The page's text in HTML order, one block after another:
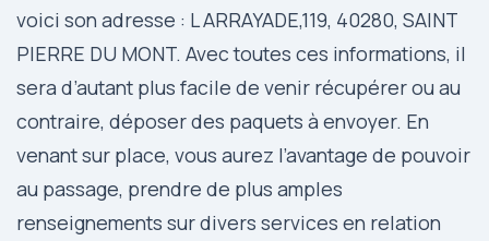
voici son adresse : L ARRAYADE,119, 40280, SAINT
PIERRE DU MONT. Avec toutes ces informations, il
sera d’autant plus facile de venir récupérer ou au
contraire, déposer des paquets à envoyer. En
venant sur place, vous aurez l’avantage de pouvoir
au passage, prendre de plus amples
renseignements sur divers services en relation